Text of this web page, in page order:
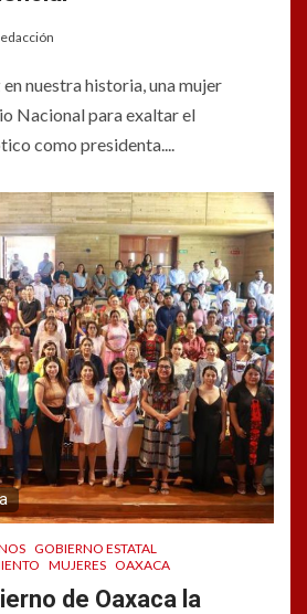
nuestra historia, una mujer
Nacional para exaltar el
como presidenta....
GOBIERNO ESTATAL
MUJERES OAXACA
de Oaxaca la